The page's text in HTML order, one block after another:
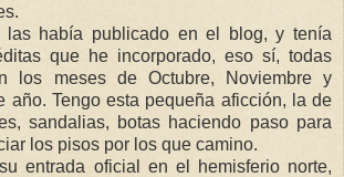
las había publicado en el blog, y tenía
que he incorporado, eso sí, todas
los meses de Octubre, Noviembre y
año. Tengo esta pequeña aficción, la de
sandalias, botas haciendo paso para
los pisos por los que camino.
entrada oficial en el hemisferio norte,